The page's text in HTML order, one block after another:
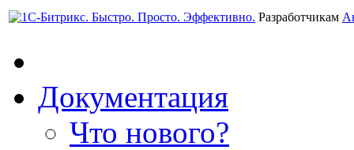
Разработчикам
Документация
Что нового?